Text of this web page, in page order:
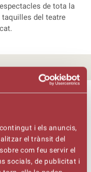
i els anuncis,
el trànsit del
com feu servir el
socials, de publicitat i
de tota la
taquilles del teatre
.
DEL
UN TALLER
COM A
d’Arts Escèniques